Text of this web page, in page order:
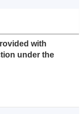
with
under the